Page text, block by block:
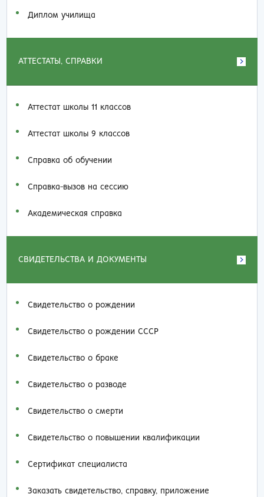
Диплом училища
АТТЕСТАТЫ, СПРАВКИ
Аттестат школы 11 классов
Аттестат школы 9 классов
Справка об обучении
Справка-вызов на сессию
Академическая справка
СВИДЕТЕЛЬСТВА И ДОКУМЕНТЫ
Свидетельство о рождении
Свидетельство о рождении СССР
Свидетельство о браке
Свидетельство о разводе
Свидетельство о смерти
Свидетельство о повышении квалификации
Сертификат специалиста
Заказать cвидетельство, справку, приложение